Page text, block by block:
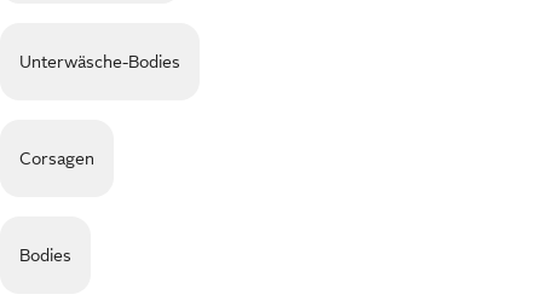
Unterwäsche-Bodies
Corsagen
Bodies